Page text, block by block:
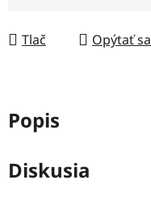
Tlač
Opýtať sa
Popis
Diskusia